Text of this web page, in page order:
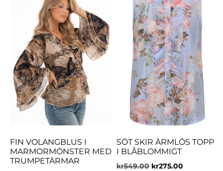
FIN VOLANGBLUS I
MARMORMÖNSTER MED
TRUMPETÄRMAR
SÖT SKIR ÄRMLÖS TOPP
I BLÅBLOMMIGT
kr549.00 kr275.00